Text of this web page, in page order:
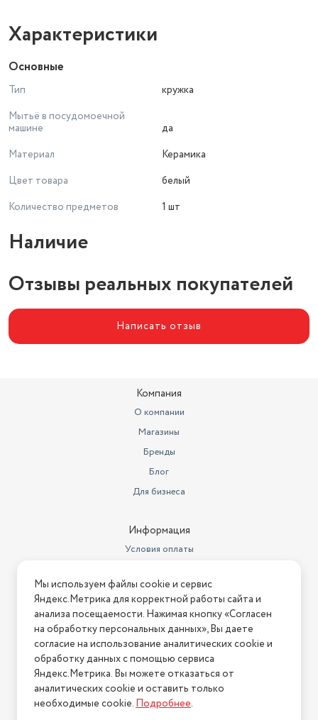
Характеристики
Основные
Тип
кружка
Мытьё в посудомоечной
машине
да
Материал
Керамика
Цвет товара
белый
Количество предметов
1 шт
Наличие
Отзывы реальных покупателей
Написать отзыв
Компания
О компании
Магазины
Бренды
Блог
Для бизнеса
Информация
Условия оплаты
Условия возврата
Нашли ошибку на сайте? Напишите нам
2026 © Интернет-магазин "АстМаркет". У нас есть всё!
Политика конфиденциальности
Мы используем файлы cookie и сервис
Яндекс.Метрика для корректной работы сайта и
анализа посещаемости. Нажимая кнопку «Согласен
на обработку персональных данных», Вы даете
согласие на использование аналитических cookie и
обработку данных с помощью сервиса
Яндекс.Метрика. Вы можете отказаться от
аналитических cookie и оставить только
необходимые cookie.Подробнее.